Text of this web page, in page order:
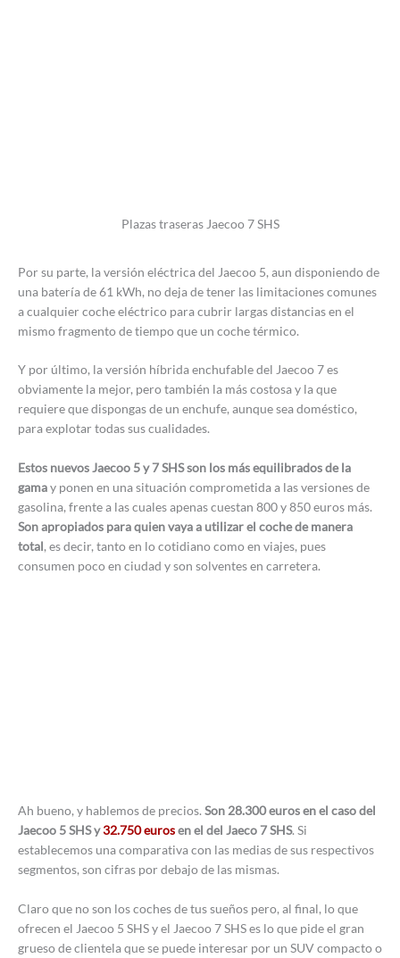
Plazas traseras Jaecoo 7 SHS
Por su parte, la versión eléctrica del Jaecoo 5, aun disponiendo de
una batería de 61 kWh, no deja de tener las limitaciones comunes
a cualquier coche eléctrico para cubrir largas distancias en el
mismo fragmento de tiempo que un coche térmico.
Y por último, la versión híbrida enchufable del Jaecoo 7 es
obviamente la mejor, pero también la más costosa y la que
requiere que dispongas de un enchufe, aunque sea doméstico,
para explotar todas sus cualidades.
Estos nuevos Jaecoo 5 y 7 SHS son los más equilibrados de la
gamay ponen en una situación comprometida a las versiones de
gasolina, frente a las cuales apenas cuestan 800 y 850 euros más.
Son apropiados para quien vaya a utilizar el coche de manera
total, es decir, tanto en lo cotidiano como en viajes, pues
consumen poco en ciudad y son solventes en carretera.
Ah bueno, y hablemos de precios. Son 28.300 euros en el caso del
Jaecoo 5 SHS y32.750 eurosen el del Jaeco 7 SHS. Si
establecemos una comparativa con las medias de sus respectivos
segmentos, son cifras por debajo de las mismas.
Claro que no son los coches de tus sueños pero, al final, lo que
ofrecen el Jaecoo 5 SHS y el Jaecoo 7 SHS es lo que pide el gran
grueso de clientela que se puede interesar por un SUV compacto o